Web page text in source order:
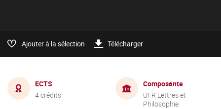
Ajouter à la sélection Télécharger
ECTS
4 crédits
Composante
UFR Lettres et
Philosophie